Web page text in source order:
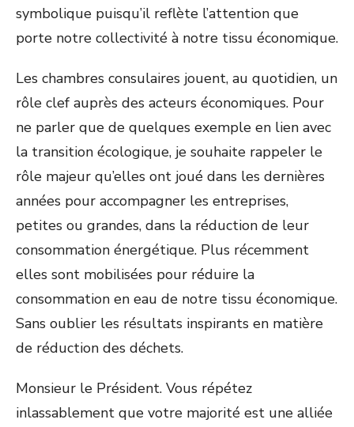
symbolique puisqu’il reflète l’attention que
porte notre collectivité à notre tissu économique.
Les chambres consulaires jouent, au quotidien, un
rôle clef auprès des acteurs économiques. Pour
ne parler que de quelques exemple en lien avec
la transition écologique, je souhaite rappeler le
rôle majeur qu’elles ont joué dans les dernières
années pour accompagner les entreprises,
petites ou grandes, dans la réduction de leur
consommation énergétique. Plus récemment
elles sont mobilisées pour réduire la
consommation en eau de notre tissu économique.
Sans oublier les résultats inspirants en matière
de réduction des déchets.
Monsieur le Président. Vous répétez
inlassablement que votre majorité est une alliée